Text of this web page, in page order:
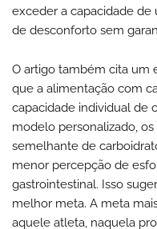
exceder a capacidade de
de desconforto sem
O artigo também cita um
que a alimentação com
capacidade individual de
modelo personalizado,
semelhante de
menor percepção de
gastrointestinal. Isso
melhor meta. A meta
aquele atleta, naquela